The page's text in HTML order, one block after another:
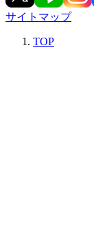
サイトマップ
TOP